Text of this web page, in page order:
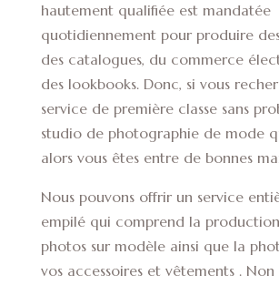
hautement qualifiée est mandatée
quotidiennement pour produire
des catalogues, du commerce
des lookbooks. Donc, si vous
service de première classe sans
studio de photographie de mode
alors vous êtes entre de bonnes
Nous pouvons offrir un service
empilé qui comprend la
photos sur modèle ainsi que la
vos accessoires et vêtements .